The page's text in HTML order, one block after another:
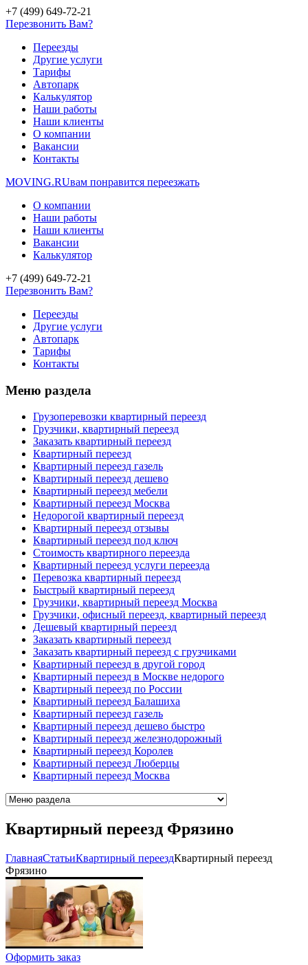
+7 (499) 649-72-21
Перезвонить Вам?
Переезды
Другие услуги
Тарифы
Автопарк
Калькулятор
Наши работы
Наши клиенты
О компании
Вакансии
Контакты
MOVING.RUвам понравится переезжать
О компании
Наши работы
Наши клиенты
Вакансии
Калькулятор
+7 (499) 649-72-21
Перезвонить Вам?
Переезды
Другие услуги
Автопарк
Тарифы
Контакты
Меню раздела
Грузоперевозки квартирный переезд
Грузчики, квартирный переезд
Заказать квартирный переезд
Квартирный переезд
Квартирный переезд газель
Квартирный переезд дешево
Квартирный переезд мебели
Квартирный переезд Москва
Недорогой квартирный переезд
Квартирный переезд отзывы
Квартирный переезд под ключ
Стоимость квартирного переезда
Квартирный переезд услуги переезда
Перевозка квартирный переезд
Быстрый квартирный переезд
Грузчики, квартирный переезд Москва
Грузчики, офисный переезд, квартирный переезд
Дешевый квартирный переезд
Заказать квартирный переезд
Заказать квартирный переезд с грузчиками
Квартирный переезд в другой город
Квартирный переезд в Москве недорого
Квартирный переезд по России
Квартирный переезд Балашиха
Квартирный переезд газель
Квартирный переезд дешево быстро
Квартирный переезд железнодорожный
Квартирный переезд Королев
Квартирный переезд Люберцы
Квартирный переезд Москва
Квартирный переезд Фрязино
ГлавнаяCтатьиКвартирный переездКвартирный переезд
Фрязино
Оформить заказ